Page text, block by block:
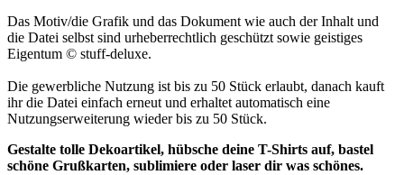
Das Motiv/die Grafik und das Dokument wie auch der Inhalt und
die Datei selbst sind urheberrechtlich geschützt sowie geistiges
Eigentum © stuff-deluxe.
Die gewerbliche Nutzung ist bis zu 50 Stück erlaubt, danach kauft
ihr die Datei einfach erneut und erhaltet automatisch eine
Nutzungserweiterung wieder bis zu 50 Stück.
Gestalte tolle Dekoartikel, hübsche deine T-Shirts auf, bastel
schöne Grußkarten, sublimiere oder laser dir was schönes.